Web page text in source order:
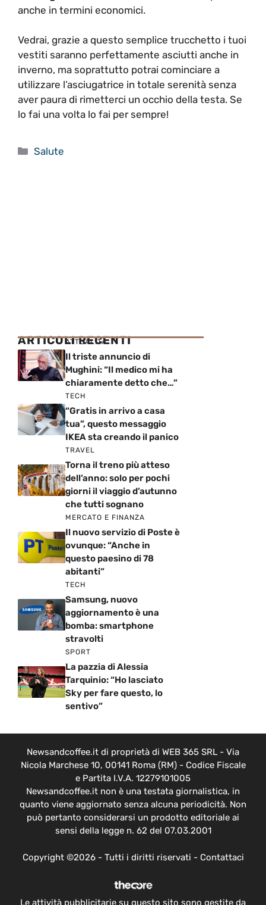
anche in termini economici.
Vedrai, grazie a questo semplice trucchetto i tuoi
vestiti saranno perfettamente asciutti anche in
inverno, ma soprattutto potrai cominciare a
utilizzare l’asciugatrice in totale serenità senza
aver paura di rimetterci un occhio della testa. Se
lo fai una volta lo fai per sempre!
Categorie
Salute
ARTICOLI RECENTI
ATTUALITÀ
Il triste annuncio di
Mughini: “Il medico mi ha
chiaramente detto che…”
TECH
“Gratis in arrivo a casa
tua”, questo messaggio
IKEA sta creando il panico
TRAVEL
Torna il treno più atteso
dell’anno: solo per pochi
giorni il viaggio d’autunno
che tutti sognano
MERCATO E FINANZA
Il nuovo servizio di Poste è
ovunque: “Anche in
questo paesino di 78
abitanti”
TECH
Samsung, nuovo
aggiornamento è una
bomba: smartphone
stravolti
SPORT
La pazzia di Alessia
Tarquinio: “Ho lasciato
Sky per fare questo, lo
sentivo”
Newsandcoffee.it di proprietà di WEB 365 SRL - Via
Nicola Marchese 10, 00141 Roma (RM) - Codice Fiscale
e Partita I.V.A. 12279101005
Newsandcoffee.it non è una testata giornalistica, in
quanto viene aggiornato senza alcuna periodicità. Non
può pertanto considerarsi un prodotto editoriale ai
sensi della legge n. 62 del 07.03.2001
Copyright ©2026 - Tutti i diritti riservati - Contattaci
Le attività pubblicitarie su questo sito sono gestite da